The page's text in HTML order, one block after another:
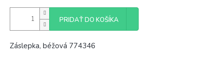
PRIDAŤ DO KOŠÍKA
Záslepka, béžová 774346